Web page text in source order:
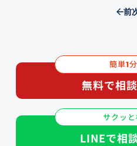
前
簡単1
無料で相
サクッと
LINEで相